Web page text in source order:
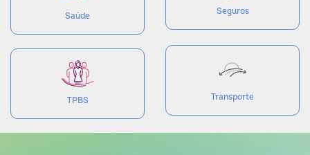
Saúde Seguros
TPBS Transporte